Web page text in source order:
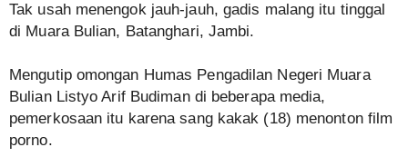
Tak usah menengok jauh-jauh, gadis malang itu tinggal
di Muara Bulian, Batanghari, Jambi.
Mengutip omongan Humas Pengadilan Negeri Muara
Bulian Listyo Arif Budiman di beberapa media,
pemerkosaan itu karena sang kakak (18) menonton film
porno.